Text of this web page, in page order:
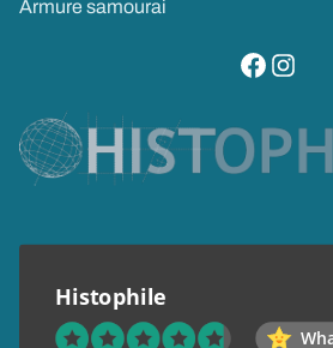
Armure samourai
visitezsuivez
Histophile